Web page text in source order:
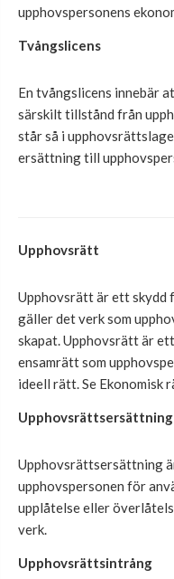
upphovspersonens
Tvångslicens
En tvångslicens innebär
särskilt tillstånd från
står så i
ersättning till
Upphovsrätt
Upphovsrätt är ett skydd
gäller det verk som
skapat. Upphovsrätt är
ensamrätt som
ideell rätt. Se Ekonomisk
Upphovsrättsersättning
Upphovsrättsersättning
upphovspersonen för
upplåtelse eller
verk.
Upphovsrättsintrång